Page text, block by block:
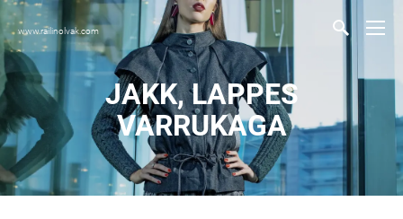
www.railinolvak.com
JAKK, LAPPES
VARRUKAGA